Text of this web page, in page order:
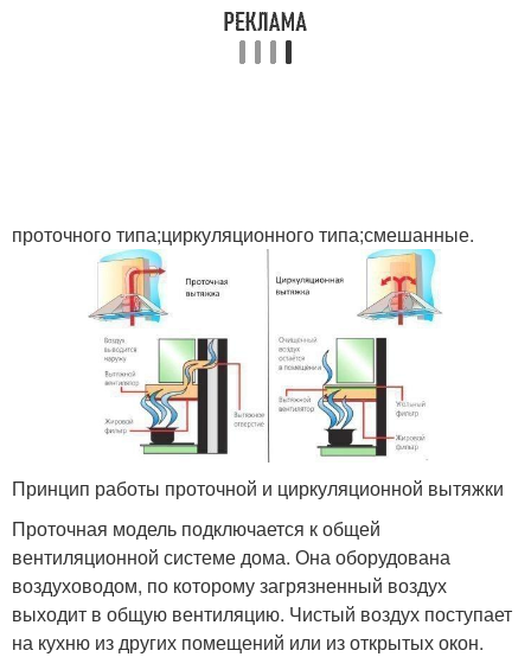
проточного типа;циркуляционного типа;смешанные.
Принцип работы проточной и циркуляционной вытяжки
Проточная модель подключается к общей
вентиляционной системе дома. Она оборудована
воздуховодом, по которому загрязненный воздух
выходит в общую вентиляцию. Чистый воздух поступает
на кухню из других помещений или из открытых окон.